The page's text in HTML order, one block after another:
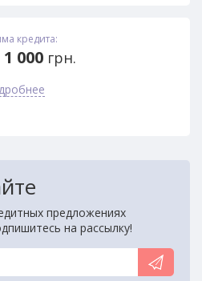
кредита:
1 000 грн.
предложениях
на рассылку!